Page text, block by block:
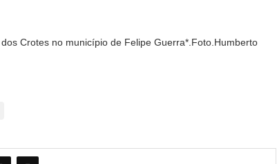
Crotes no município de Felipe Guerra*.Foto.Humberto